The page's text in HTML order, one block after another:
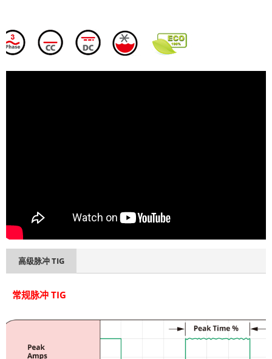
高级脉冲 TIG
常规脉冲 TIG